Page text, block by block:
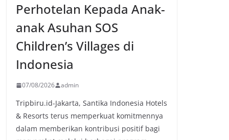
Perhotelan Kepada Anak-
anak Asuhan SOS
Children’s Villages di
Indonesia
07/08/2026 admin
Tripbiru.id-Jakarta, Santika Indonesia Hotels
& Resorts terus memperkuat komitmennya
dalam memberikan kontribusi positif bagi